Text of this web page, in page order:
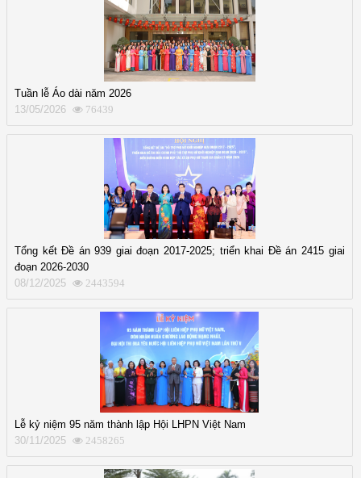
Tuần lễ Áo dài năm 2026
13/05/2026
76439
Tổng kết Đề án 939 giai đoạn 2017-2025; triển khai Đề án 2415 giai
đoạn 2026-2030
08/12/2025
2443594
Lễ kỷ niệm 95 năm thành lập Hội LHPN Việt Nam
30/11/2025
2458265